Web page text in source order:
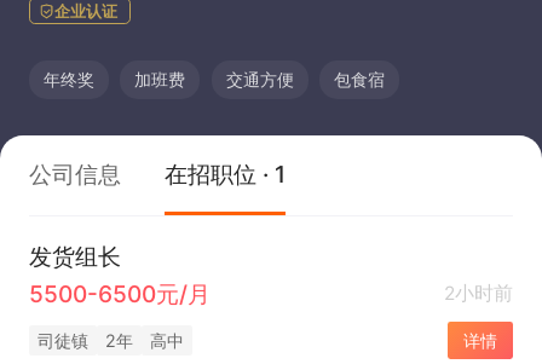
企业认证
年终奖 加班费 交通方便 包食宿
公司信息 在招职位 · 1
发货组长
5500-6500元/月
2小时前
司徒镇 2年 高中 详情